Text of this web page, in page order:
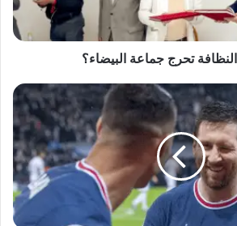
تحرج جماعة البيضاء؟